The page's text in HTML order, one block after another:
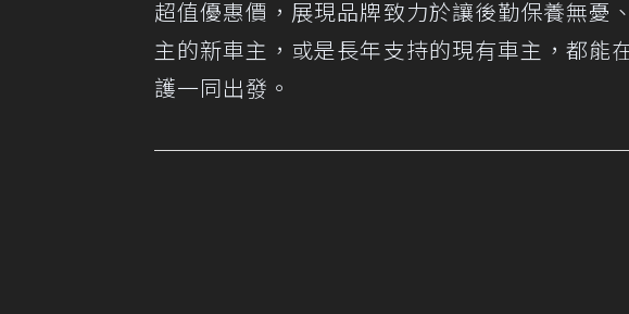
超值優惠價，展現品牌致力於讓後勤保養無憂
主的新車主，或是長年支持的現有車主，都能
護一同出發。